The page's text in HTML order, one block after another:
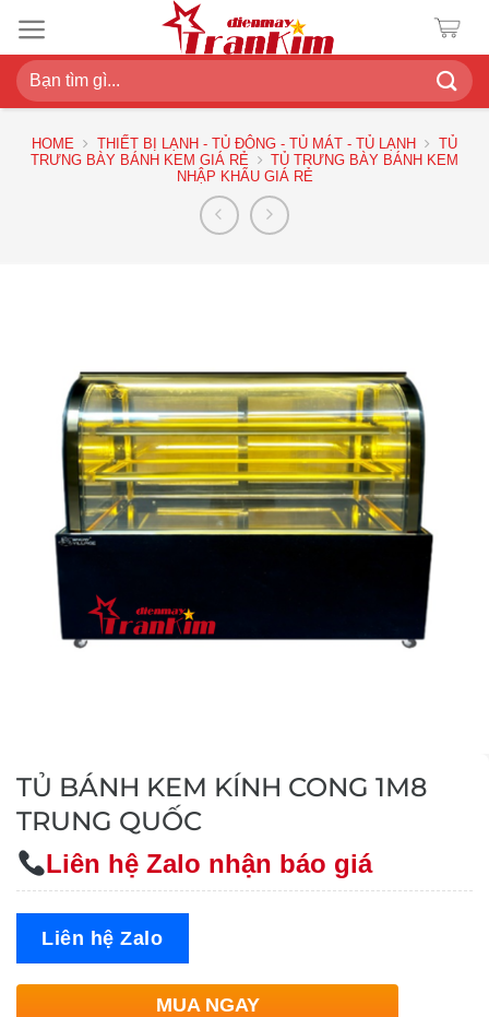
đến
nội
dung
Search
for:
HOME THIẾT BỊ LẠNH - TỦ ĐÔNG - TỦ MÁT - TỦ LẠNH
TỦ
TRƯNG BÀY BÁNH KEM GIÁ RẺ
TỦ TRƯNG BÀY BÁNH KEM
NHẬP KHẨU GIÁ RẺ
TỦ BÁNH KEM KÍNH CONG 1M8
TRUNG QUỐC
Liên hệ Zalo nhận báo giá
Liên hệ Zalo
MUA NGAY